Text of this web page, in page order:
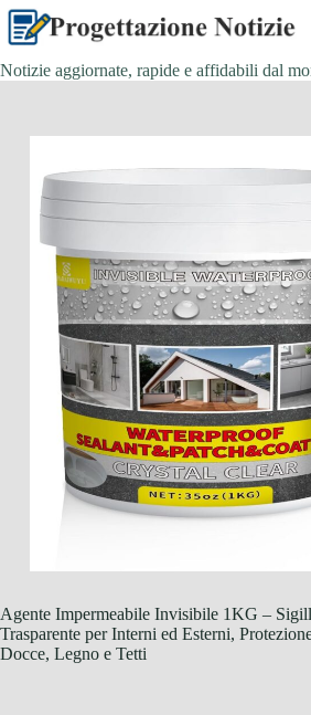
Salta
contenuto
Notizie aggiornate, rapide e affidabili dal
Agente Impermeabile Invisibile 1KG –
Trasparente per Interni ed Esterni,
Docce, Legno e Tetti